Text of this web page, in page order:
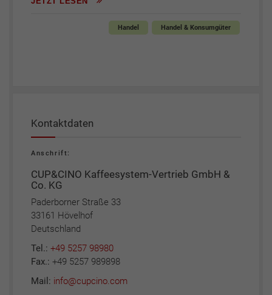
Handel Handel & Konsumgüter
Kontaktdaten
Anschrift:
CUP&CINO Kaffeesystem-Vertrieb GmbH &
Co. KG
Paderborner Straße 33
33161 Hövelhof
Deutschland
Tel.: +49 5257 98980
Fax.: +49 5257 989898
Mail: info@cupcino.com